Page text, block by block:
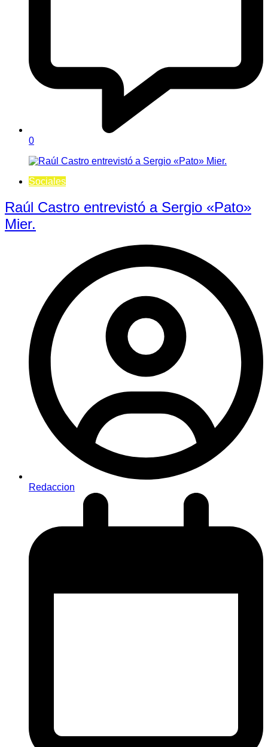
0
Sociales
Raúl Castro entrevistó a Sergio «Pato»
Mier.
Redaccion